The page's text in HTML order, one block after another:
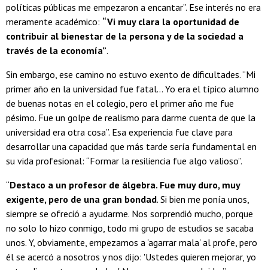
políticas públicas me empezaron a encantar”. Ese interés no era
meramente académico: “Vi muy clara la oportunidad de
contribuir al bienestar de la persona y de la sociedad a
través de la economía”.
Sin embargo, ese camino no estuvo exento de dificultades. “Mi
primer año en la universidad fue fatal… Yo era el típico alumno
de buenas notas en el colegio, pero el primer año me fue
pésimo. Fue un golpe de realismo para darme cuenta de que la
universidad era otra cosa”. Esa experiencia fue clave para
desarrollar una capacidad que más tarde sería fundamental en
su vida profesional: “Formar la resiliencia fue algo valioso”.
“Destaco a un profesor de álgebra. Fue muy duro, muy
exigente, pero de una gran bondad. Si bien me ponía unos,
siempre se ofreció a ayudarme. Nos sorprendió mucho, porque
no solo lo hizo conmigo, todo mi grupo de estudios se sacaba
unos. Y, obviamente, empezamos a 'agarrar mala' al profe, pero
él se acercó a nosotros y nos dijo: 'Ustedes quieren mejorar, yo